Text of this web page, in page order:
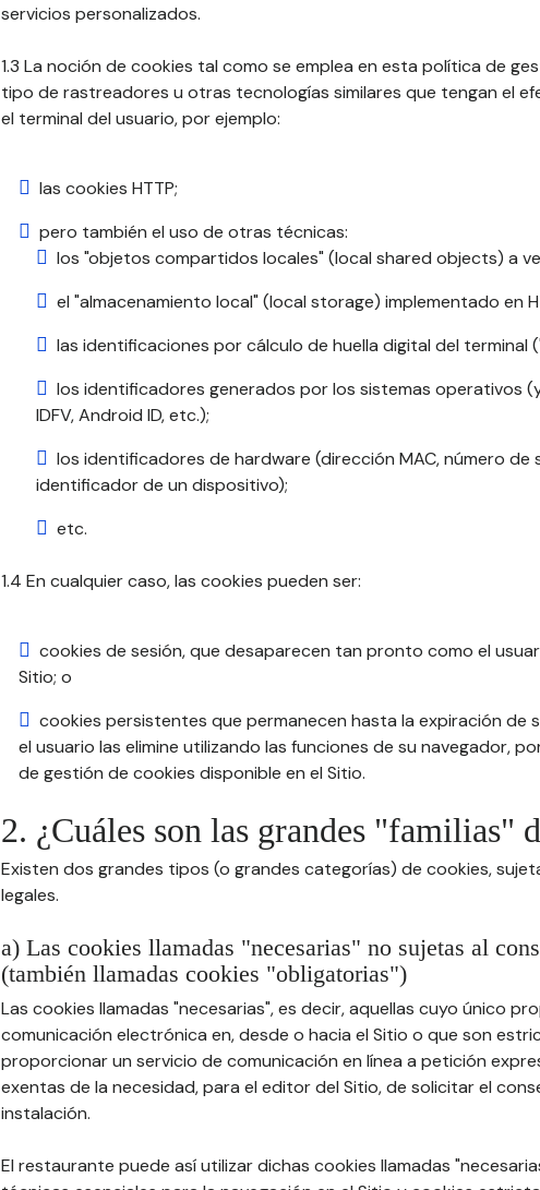
servicios personalizados.
1.3 La noción de cookies tal como se emplea en esta política de
tipo de rastreadores u otras tecnologías similares que tengan el
el terminal del usuario, por ejemplo:
las cookies HTTP;
pero también el uso de otras técnicas:
los "objetos compartidos locales" (local shared objects) a
el "almacenamiento local" (local storage) implementado en
las identificaciones por cálculo de huella digital del terminal
los identificadores generados por los sistemas operativos
IDFV, Android ID, etc.);
los identificadores de hardware (dirección MAC, número de
identificador de un dispositivo);
etc.
1.4 En cualquier caso, las cookies pueden ser:
cookies de sesión, que desaparecen tan pronto como el
Sitio; o
cookies persistentes que permanecen hasta la expiración de
el usuario las elimine utilizando las funciones de su navegador,
de gestión de cookies disponible en el Sitio.
2. ¿Cuáles son las grandes "familias"
Existen dos grandes tipos (o grandes categorías) de cookies,
legales.
a) Las cookies llamadas "necesarias" no sujetas al
(también llamadas cookies "obligatorias")
Las cookies llamadas "necesarias", es decir, aquellas cuyo único
comunicación electrónica en, desde o hacia el Sitio o que son
proporcionar un servicio de comunicación en línea a petición
exentas de la necesidad, para el editor del Sitio, de solicitar el
instalación.
El restaurante puede así utilizar dichas cookies llamadas